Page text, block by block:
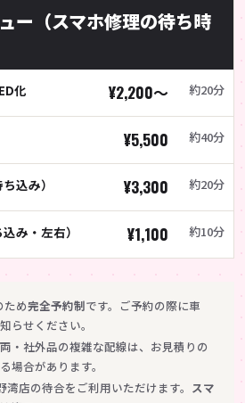
ー（スマホ修理の待ち時
化 ¥2,200〜 約20分
¥5,500 約40分
込み） ¥3,300 約20分
み・左右） ¥1,100 約10分
ため完全予約制です。ご予約の際に車
らせください。
・社外品の複雑な配線は、お見積りの
場合があります。
湾店の待合をご利用いただけます。 スマ